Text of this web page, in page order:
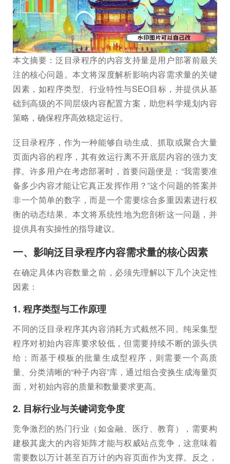
本文摘要：泛目录程序的内容支持量是用户部署前最关
注的核心问题。本文将深度解析影响内容需求量的关键
因素，如程序类型、行业特性与SEO目标，并提供从基
础到高级的不同层级内容配置方案，助您科学规划内容
策略，确保程序高效稳定运行。
泛目录程序，作为一种能够自动生成、抓取或聚合大量
页面内容的程序，其有效运行离不开底层内容的强力支
撑。许多用户在考虑部署时，首要问题便是：“我需要准
备多少内容才能让它真正发挥作用？”这个问题的答案并
非一个简单的数字，而是一个需要综合多重因素进行权
衡的动态结果。本文将系统性地为您剖析这一问题，并
提供具有实操性的指导建议。
一、影响泛目录程序内容需求量的核心因素
在确定具体内容数量之前，必须先理解以下几个决定性
因素：
1. 程序类型与工作原理
不同的泛目录程序其内容消耗方式截然不同。纯采集型
程序对初始内容库要求较低，但需要持续不断的源头供
给；而基于模板的批量生成型程序，则需要一个高质
量、分类清晰的“种子内容”库，通过组合变换生成海量页
面，对初始内容的质量和数量要求更高。
2. 目标行业与关键词竞争度
竞争激烈的热门行业（如金融、医疗、教育），需要构
建极其庞大的内容矩阵才能与权威站点竞争，这意味着
需要数以万计甚至百万计的内容页面作为支撑。反之，